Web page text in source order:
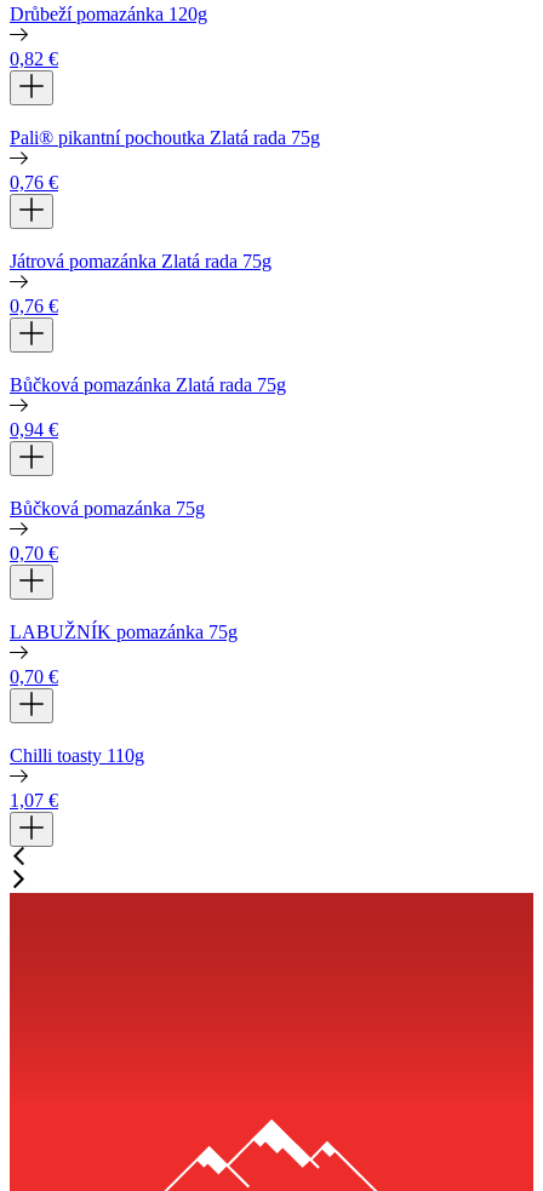
Drůbeží pomazánka 120g
0,82 €
Pali® pikantní pochoutka Zlatá rada 75g
0,76 €
Játrová pomazánka Zlatá rada 75g
0,76 €
Bůčková pomazánka Zlatá rada 75g
0,94 €
Bůčková pomazánka 75g
0,70 €
LABUŽNÍK pomazánka 75g
0,70 €
Chilli toasty 110g
1,07 €